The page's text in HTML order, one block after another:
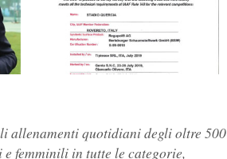
allenamenti quotidiani degli oltre 500
e femminili in tutte le categorie,